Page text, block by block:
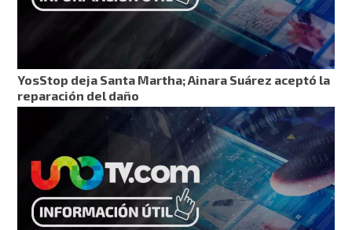
YosStop deja Santa Martha; Ainara Suárez aceptó la
reparación del daño